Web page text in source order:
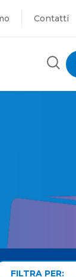
Contatti
FILTRA PER: